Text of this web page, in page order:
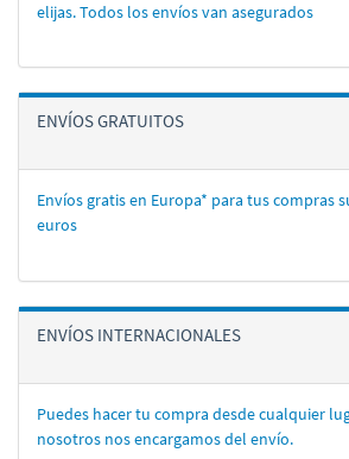
elijas. Todos los enví­os van asegurados
ENVÍOS GRATUITOS
Envíos gratis en Europa* para tus compras
euros
ENVÍOS INTERNACIONALES
Puedes hacer tu compra desde cualquier
nosotros nos encargamos del enví­o.